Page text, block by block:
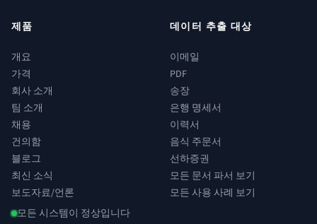
제품
개요
가격
회사 소개
팀 소개
채용
건의함
블로그
최신 소식
보도자료/언론
모든 시스템이 정상입니다
데이터 추출 대상
이메일
PDF
송장
은행 명세서
이력서
음식 주문서
선하증권
모든 문서 파서 보기
모든 사용 사례 보기